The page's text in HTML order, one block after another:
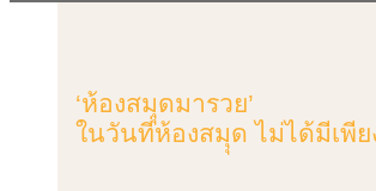
‘ห้องสมุุดมารวย’
ในวันที่ห้องสมุุด ไม่ได้มีเพีย